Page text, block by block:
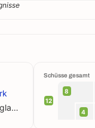
New England
Schüsse gesamt
12
8
4